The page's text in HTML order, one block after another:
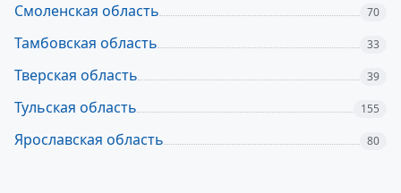
Смоленская область 70
Тамбовская область 33
Тверская область 39
Тульская область 155
Ярославская область 80